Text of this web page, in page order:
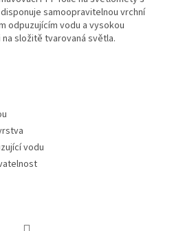
samoopravitelnou vrchní
odpuzujícím vodu a vysokou
složitě tvarovaná světla.
vodu